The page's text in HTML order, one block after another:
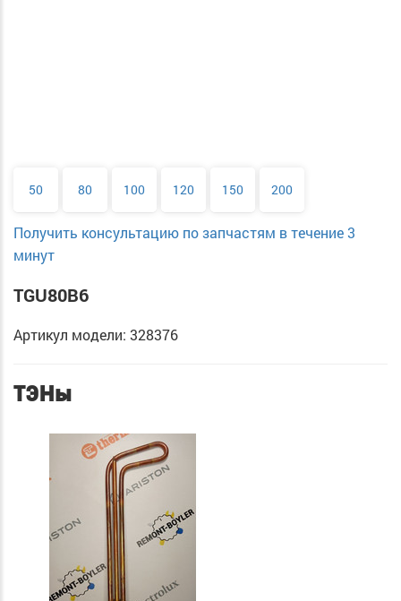
50 80 100 120 150 200
Получить консультацию по запчастям в течение 3
минут
TGU80B6
Артикул модели: 328376
ТЭНы